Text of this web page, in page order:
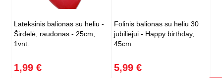
Lateksinis balionas su heliu -
Širdelė, raudonas - 25cm,
1vnt.
1,99 €
Folinis balionas su heliu 30
jubiliejui - Happy birthday,
45cm
5,99 €